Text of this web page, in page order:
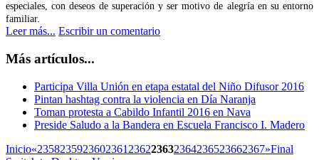
especiales, con deseos de superación y ser motivo de alegría en su entorno
familiar.
Leer más... Escribir un comentario
Más artículos...
Participa Villa Unión en etapa estatal del Niño Difusor 2016
Pintan hashtag contra la violencia en Día Naranja
Toman protesta a Cabildo Infantil 2016 en Nava
Preside Saludo a la Bandera en Escuela Francisco I. Madero
Inicio«2358235923602361 236223632364236523662367»Final